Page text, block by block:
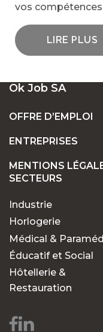
vos
LIRE PLUS
UN LARGE
EN SUISSE
POSTES FIXES
POURQUOI
RECHERCHES
Des
chaque
Ok Job SA
OFFRE D’EMPLOI
ENTREPRISES
MENTIONS
SECTEURS
Industrie
Horlogerie
Médical &
Éducatif et Social
Hôtellerie &
Restauration